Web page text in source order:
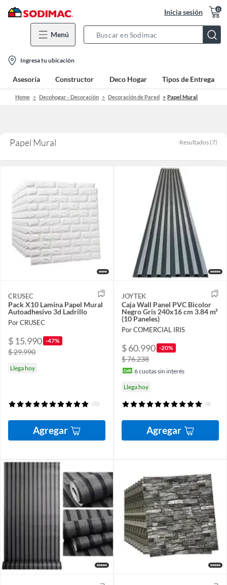
Inicia sesión 0
Menú
Bar
location-
icon
Ingresa tu ubicación
Asesoría Constructor Deco Hogar Tipos de Entrega
Home Decohogar - Decoración Decoración de Pared Papel Mural
Papel Mural Resultados (7)
CRUSEC
Pack X10 Lamina Papel Mural
Autoadhesivo 3d Ladrillo
Por CRUSEC
$ 15.990 -47%
$ 29.990
Llega hoy
(22)
Agregar
JOYTEK
Caja Wall Panel PVC Bicolor
Negro Gris 240x16 cm 3.84 m²
(10 Paneles)
Por COMERCIAL IRIS
$ 60.990 -20%
$ 76.238
6cuotas sin interés
Llega hoy
(8)
Agregar